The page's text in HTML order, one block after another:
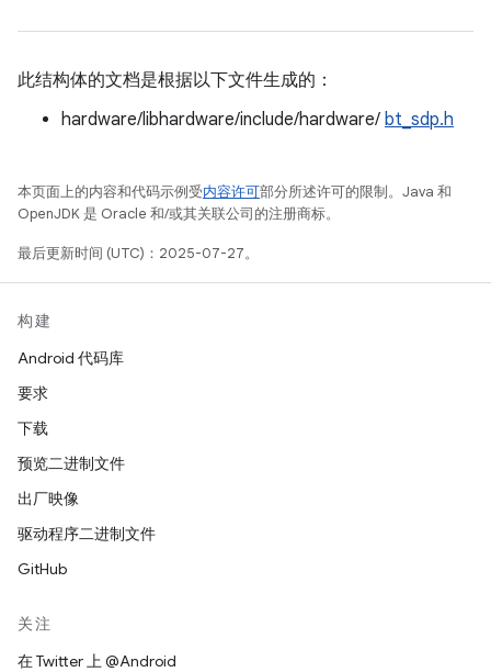
此结构体的文档是根据以下文件生成的：
hardware/libhardware/include/hardware/ bt_sdp.h
本页面上的内容和代码示例受内容许可部分所述许可的限制。Java 和
OpenJDK 是 Oracle 和/或其关联公司的注册商标。
最后更新时间 (UTC)：2025-07-27。
构建
Android 代码库
要求
下载
预览二进制文件
出厂映像
驱动程序二进制文件
GitHub
关注
在 Twitter 上 @Android